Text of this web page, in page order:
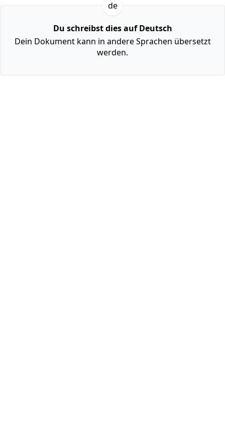
de
Du schreibst dies auf Deutsch
Dein Dokument kann in andere Sprachen übersetzt
werden.